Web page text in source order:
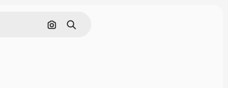
Nach Bild suchen
Suchen